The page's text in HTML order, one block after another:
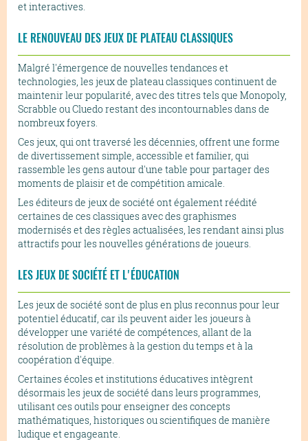
et interactives.
LE RENOUVEAU DES JEUX DE PLATEAU CLASSIQUES
Malgré l'émergence de nouvelles tendances et
technologies, les jeux de plateau classiques continuent de
maintenir leur popularité, avec des titres tels que Monopoly,
Scrabble ou Cluedo restant des incontournables dans de
nombreux foyers.
Ces jeux, qui ont traversé les décennies, offrent une forme
de divertissement simple, accessible et familier, qui
rassemble les gens autour d'une table pour partager des
moments de plaisir et de compétition amicale.
Les éditeurs de jeux de société ont également réédité
certaines de ces classiques avec des graphismes
modernisés et des règles actualisées, les rendant ainsi plus
attractifs pour les nouvelles générations de joueurs.
LES JEUX DE SOCIÉTÉ ET L'ÉDUCATION
Les jeux de société sont de plus en plus reconnus pour leur
potentiel éducatif, car ils peuvent aider les joueurs à
développer une variété de compétences, allant de la
résolution de problèmes à la gestion du temps et à la
coopération d'équipe.
Certaines écoles et institutions éducatives intègrent
désormais les jeux de société dans leurs programmes,
utilisant ces outils pour enseigner des concepts
mathématiques, historiques ou scientifiques de manière
ludique et engageante.